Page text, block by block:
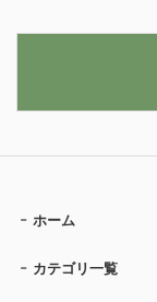
ホーム
カテゴリ一覧